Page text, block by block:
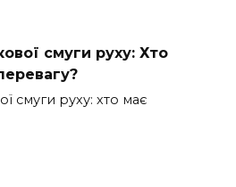
смуги руху: Хто
смуги руху: хто має